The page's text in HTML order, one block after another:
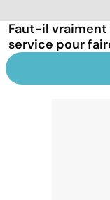
Faut-il
service pour